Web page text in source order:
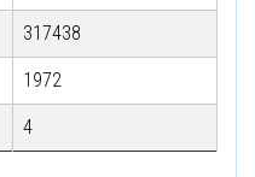
317438
1972
4